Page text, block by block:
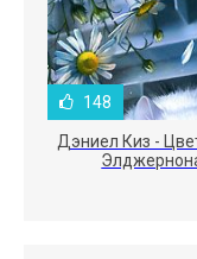
148
Дэниел Киз -